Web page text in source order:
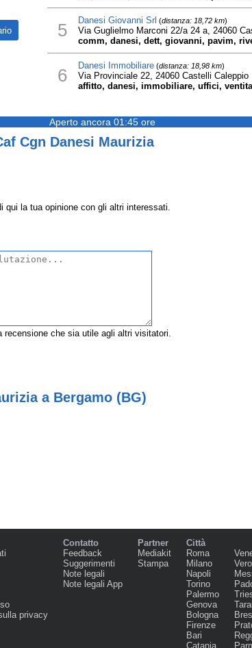
5 Danesi Giovanni Srl (distanza: 18,72 km)
Via Guglielmo Marconi 22/a 24 a, 24060
comm, danesi, dett, giovanni, pavim,
6 Danesi Immobiliare(distanza: 18,98 km)
Via Provinciale 22, 24060 Castelli Caleppio
affitto, danesi, immobiliare, uffici,
Aperto ancora 01:45 ore
Cgn Danesi Maurizia
qui la tua opinione con gli altri interessati.
recensione che sia utile agli altri visitatori.
a Bergamo (BG)
privacy
Contatto
Feedback
Suggerimenti
Note legali
Note legali App
Partner
Mediakit
Stampa
Città
Roma
Milano
Napoli
Torino
Palermo
Genova
Bologna
Firenze
Bari
Catania